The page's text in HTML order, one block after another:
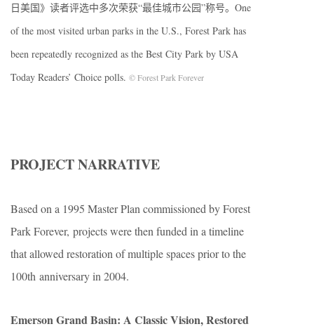
日美国》读者评选中多次荣获“最佳城市公园”称号。One
of the most visited urban parks in the U.S., Forest Park has
been repeatedly recognized as the Best City Park by USA
Today Readers’ Choice polls. © Forest Park Forever
PROJECT NARRATIVE
Based on a 1995 Master Plan commissioned by Forest
Park Forever, projects were then funded in a timeline
that allowed restoration of multiple spaces prior to the
100th anniversary in 2004.
Emerson Grand Basin: A Classic Vision, Restored